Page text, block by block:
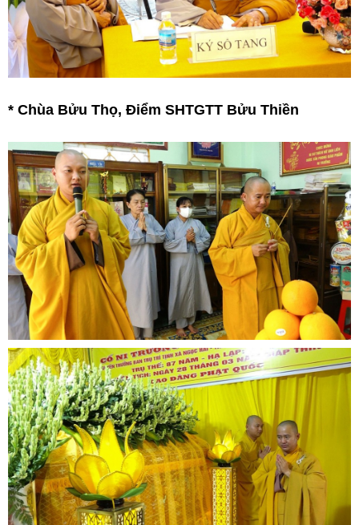
* Chùa Bửu Thọ, Điểm SHTGTT Bửu Thiền